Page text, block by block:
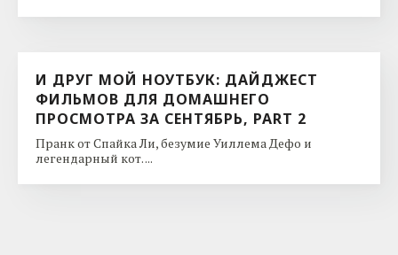
И ДРУГ МОЙ НОУТБУК: ДАЙДЖЕСТ
ФИЛЬМОВ ДЛЯ ДОМАШНЕГО
ПРОСМОТРА ЗА СЕНТЯБРЬ, PART 2
Пранк от Спайка Ли, безумие Уиллема Дефо и
легендарный кот. ...